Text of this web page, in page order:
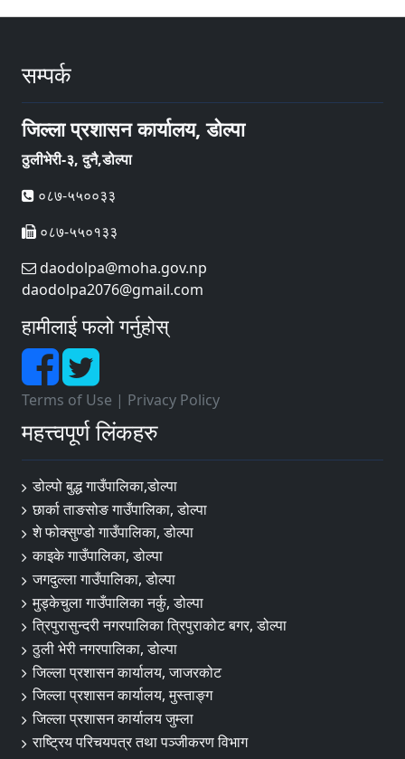
सम्पर्क
जिल्ला प्रशासन कार्यालय, डोल्पा
ठुलीभेरी-३, दुनै,डोल्पा
०८७-५५००३३
०८७-५५०१३३
daodolpa@moha.gov.np
daodolpa2076@gmail.com
हामीलाई फलो गर्नुहोस्
Terms of Use | Privacy Policy
महत्त्वपूर्ण लिंकहरु
डोल्पो बुद्ध गाउँपालिका,डोल्पा
छार्का ताङसोङ गाउँपालिका, डोल्पा
शे फोक्सुण्डो गाउँपालिका, डोल्पा
काइके गाउँपालिका, डोल्पा
जगदुल्ला गाउँपालिका, डोल्पा
मुड्केचुला गाउँपालिका नर्कु, डोल्पा
त्रिपुरासुन्दरी नगरपालिका त्रिपुराकोट बगर, डोल्पा
ठुली भेरी नगरपालिका, डोल्पा
जिल्ला प्रशासन कार्यालय, जाजरकोट
जिल्ला प्रशासन कार्यालय, मुस्ताङ्ग
जिल्ला प्रशासन कार्यालय जुम्ला
राष्ट्रिय परिचयपत्र तथा पञ्जीकरण विभाग